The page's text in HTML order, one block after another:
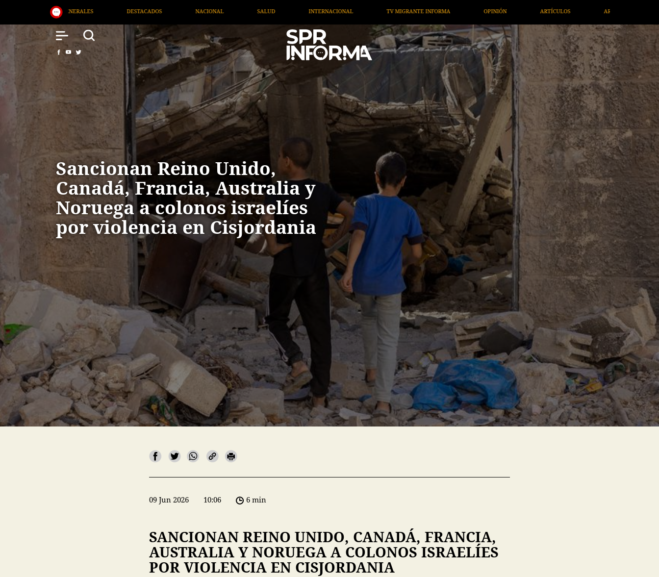
NACIONAL SALUD INTERNACIONAL TV MIGRANTE INFORMA OPINIÓN ARTÍCULOS ARTE / ENTRETENIMIENTO ECONOMÍA / NEGOCIOS
Sancionan Reino Unido,
Canadá, Francia, Australia y
Noruega a colonos israelíes
por violencia en Cisjordania
09 Jun 2026 10:06 6 min
SANCIONAN REINO UNIDO, CANADÁ, FRANCIA,
AUSTRALIA Y NORUEGA A COLONOS ISRAELÍES
POR VIOLENCIA EN CISJORDANIA